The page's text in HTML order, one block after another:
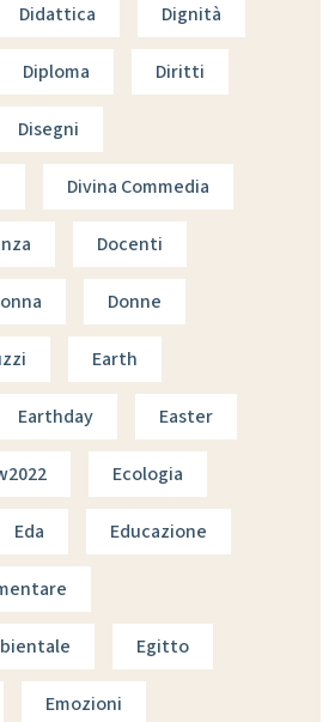
Didattica Dignità
Diploma Diritti
Disegni
Divina Commedia
Docenti
Donne
Earth
Earthday Easter
Ecologia
Eda Educazione
Egitto
Emozioni